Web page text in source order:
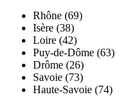
Rhône (69)
Isère (38)
Loire (42)
Puy-de-Dôme (63)
Drôme (26)
Savoie (73)
Haute-Savoie (74)